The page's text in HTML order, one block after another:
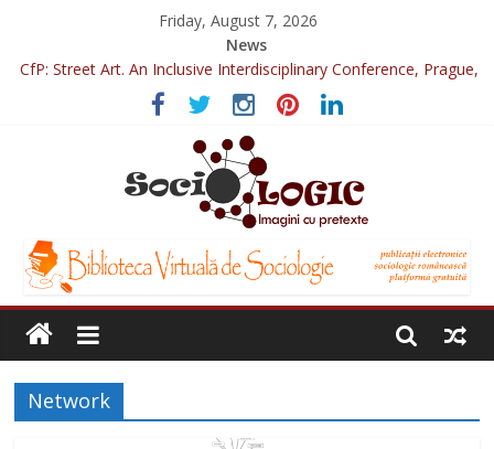
Friday, August 7, 2026
News
CfP: Street Art. An Inclusive Interdisciplinary Conference, Prague,
Sociologia Jurnaliștilor 2025
CfP: IVSA Conference 2022
CfP: 6th International Conference of Photography & Theory,
CfP: Philosophy of Photography special issue: Violence!
Network